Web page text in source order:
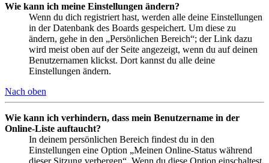
Wie kann ich meine Einstellungen ändern?
Wenn du dich registriert hast, werden alle deine Einstellungen
in der Datenbank des Boards gespeichert. Um diese zu
ändern, gehe in den „Persönlichen Bereich“; der Link dazu
wird meist oben auf der Seite angezeigt, wenn du auf deinen
Benutzernamen klickst. Dort kannst du alle deine
Einstellungen ändern.
Nach oben
Wie kann ich verhindern, dass mein Benutzername in der
Online-Liste auftaucht?
In deinem persönlichen Bereich findest du in den
Einstellungen eine Option „Meinen Online-Status während
dieser Sitzung verbergen“. Wenn du diese Option einschaltest,